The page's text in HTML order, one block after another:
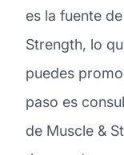
es la fuente
Strength, lo
puedes
paso es
de Muscle &